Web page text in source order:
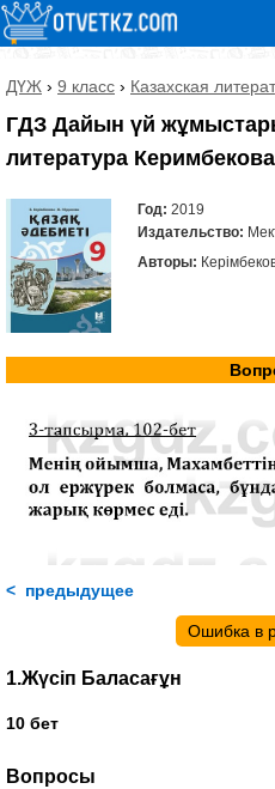
ДҮЖ › 9 класс › Казахская
ГДЗ Дайын үй
литература
Год: 2019
Издательство:
Авторы:
< предыдущее
Ошибка в
1.Жүсіп Баласағұн
10 бет
Вопросы